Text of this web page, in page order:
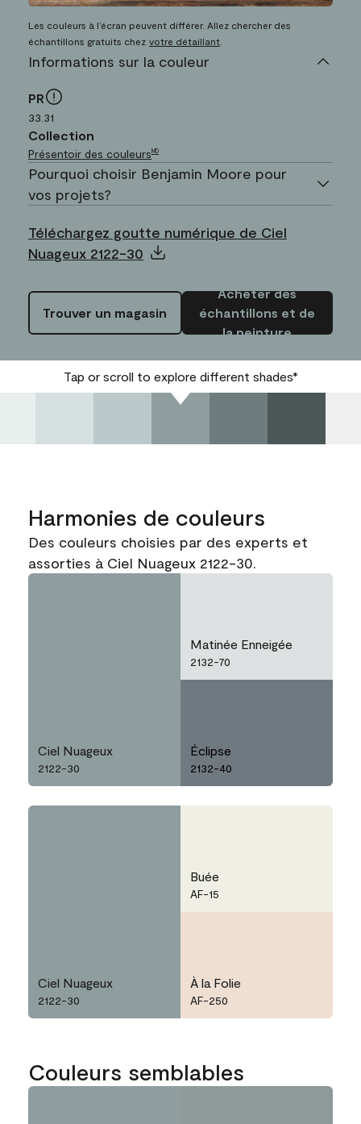
Les couleurs à l’écran peuvent différer. Allez chercher des
échantillons gratuits chez votre détaillant
Informations sur la couleur
PR
33.31
Collection
Présentoir des couleurs MD
Pourquoi choisir Benjamin Moore pour
vos projets?
Téléchargez goutte numérique de Ciel
Nuageux 2122-30
Trouver un magasin
Acheter des
échantillons et de
la peinture
Tap or scroll to explore different shades*
Harmonies de couleurs
Des couleurs choisies par des experts et
assorties à Ciel Nuageux 2122-30.
Ciel Nuageux
2122-30
Matinée Enneigée
2132-70
Éclipse
2132-40
Ciel Nuageux
2122-30
Buée
AF-15
À la Folie
AF-250
Couleurs semblables